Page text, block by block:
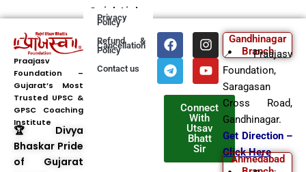
Praajasv
Foundation –
Gujarat’s Most
Trusted UPSC &
GPSC Coaching
Institute
🏆 Divya
Bhaskar Pride
of Gujarat
Quick Links
Privacy
Policy
Refund &
Cancellation
Policy
Contact us
F
a
c
e
b
I
n
s
t
a
g
r
a
m
T
e
l
e
g
Y
o
u
t
u
b
e
Connect
With
Utsav
Bhatt
Sir
Gandhinagar
Branch
📍 Praajasv
Foundation,
Saragasan
Cross Road,
Gandhinagar.
Get Direction –
Click Here
Ahmedabad